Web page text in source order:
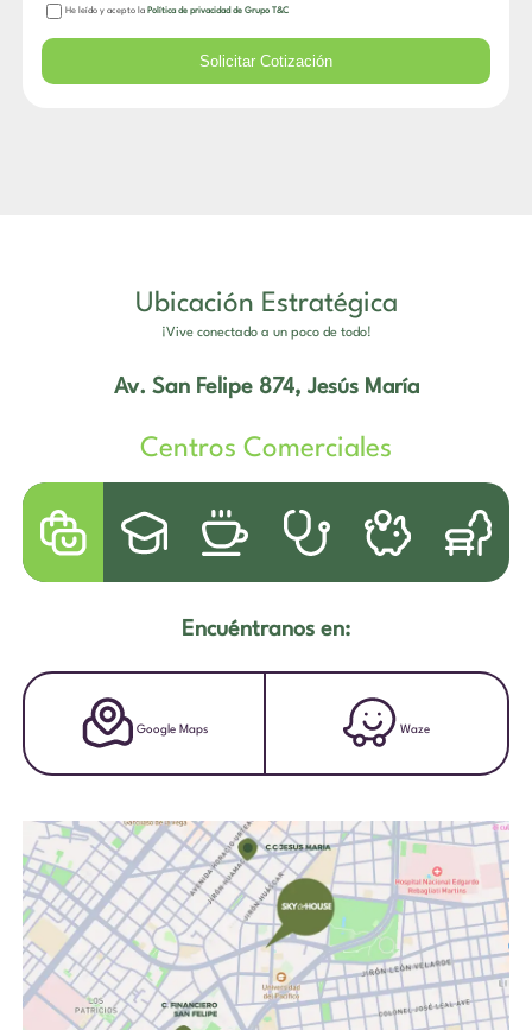
He leído y acepto laPolítica de privacidad de Grupo T&C
Solicitar Cotización
Ubicación Estratégica
¡Vive conectado a un poco de todo!
Av. San Felipe 874, Jesús María
Centros Comerciales
Encuéntranos en:
Google Maps Waze